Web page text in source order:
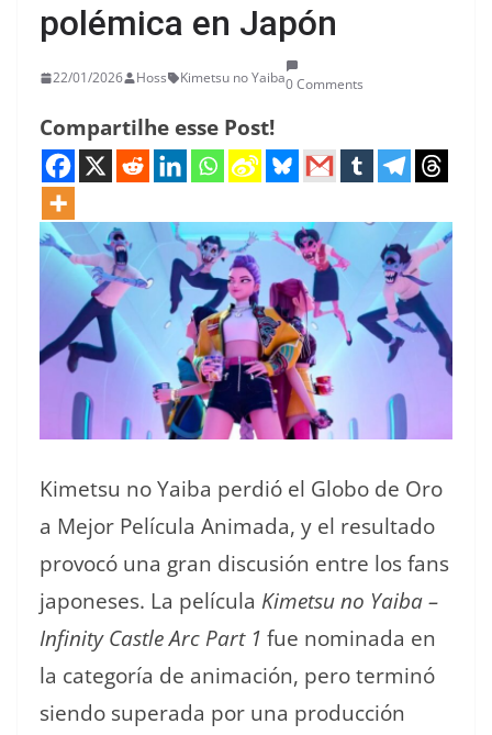
polémica en Japón
22/01/2026 Hoss Kimetsu no Yaiba0 Comments
Compartilhe esse Post!
Kimetsu no Yaiba perdió el Globo de Oro
a Mejor Película Animada, y el resultado
provocó una gran discusión entre los fans
japoneses. La película Kimetsu no Yaiba –
Infinity Castle Arc Part 1 fue nominada en
la categoría de animación, pero terminó
siendo superada por una producción